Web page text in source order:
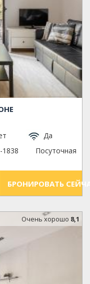
Да
1838
Посуточная
БРОНИРОВАТЬ
Oчень хорошо 8,1